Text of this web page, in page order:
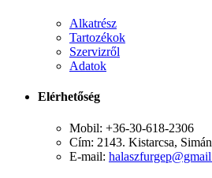
Alkatrész
Tartozékok
Szervizről
Adatok
Elérhetőség
Mobil: +36-30-618-2306
Cím: 2143. Kistarcsa,
E-mail: